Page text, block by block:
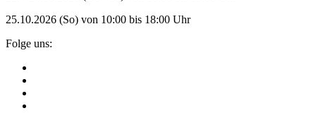
25.10.2026 (So) von 10:00 bis 18:00 Uhr
Folge uns: